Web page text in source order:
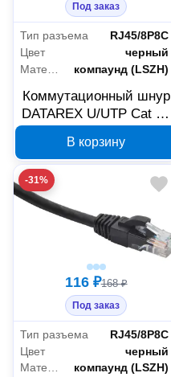
Под заказ
Тип разъема
RJ45/8P8C
Цвет
черный
компаунд (LSZH)
Коммутационный шнур
DATAREX U/UTP Cat 5e
черный DR-181920
В корзину
-31%
116 ₽168 ₽
Под заказ
Тип разъема
RJ45/8P8C
Цвет
черный
Материал оболочки
компаунд (LSZH)